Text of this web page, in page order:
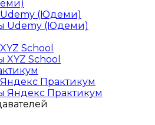
(Юдеми)
Udemy (Юдеми)
School
XYZ School
Практикум
Яндекс Практикум